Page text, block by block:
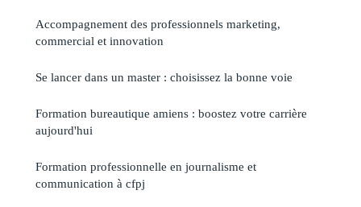
Accompagnement des professionnels marketing,
commercial et innovation
Se lancer dans un master : choisissez la bonne voie
Formation bureautique amiens : boostez votre carrière
aujourd'hui
Formation professionnelle en journalisme et
communication à cfpj